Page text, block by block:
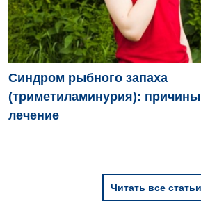
Урология
Физиотерапия
Хирургическое отделение
Детская гастроэнтерология
Синдром рыбного запаха
(триметиламинурия):
лечение
Читать все статьи